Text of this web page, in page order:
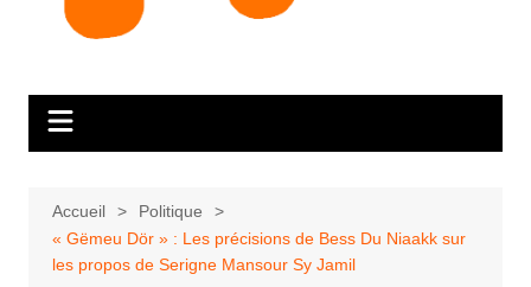
Accueil
Politique
« Gëmeu Dör » : Les précisions de Bess Du Niaakk sur
les propos de Serigne Mansour Sy Jamil